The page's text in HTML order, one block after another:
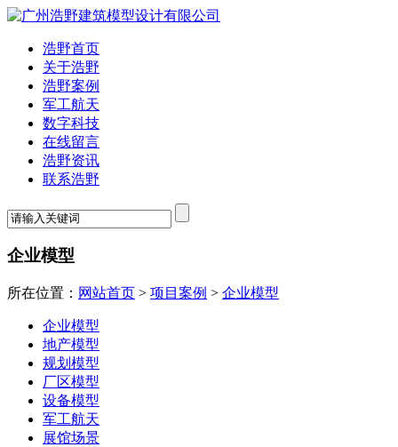
浩野首页
关于浩野
浩野案例
军工航天
数字科技
在线留言
浩野资讯
联系浩野
企业模型
所在位置： 网站首页 > 项目案例 > 企业模型
企业模型
地产模型
规划模型
厂区模型
设备模型
军工航天
展馆场景